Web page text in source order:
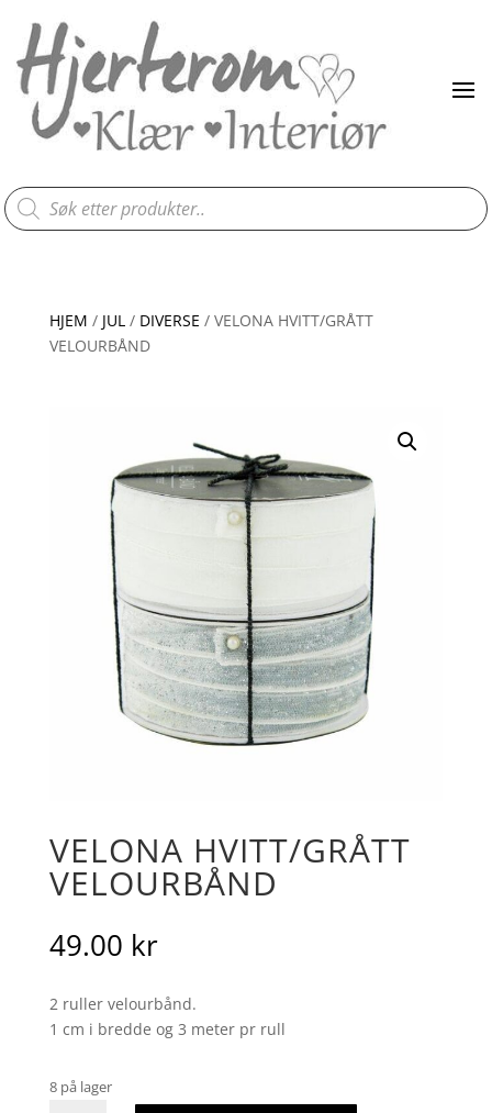
Products
search
HJEM / JUL/ DIVERSE / VELONA HVITT/GRÅTT
VELOURBÅND
VELONA HVITT/GRÅTT
VELOURBÅND
49.00 kr
2 ruller velourbånd.
1 cm i bredde og 3 meter pr rull
8 på lager